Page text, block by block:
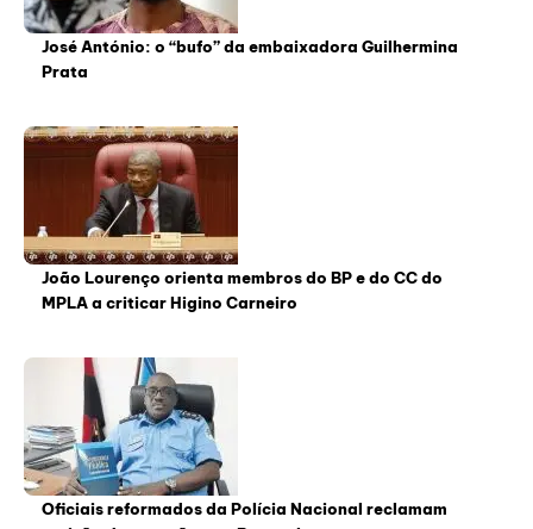
José António: o “bufo” da embaixadora Guilhermina
Prata
João Lourenço orienta membros do BP e do CC do
MPLA a criticar Higino Carneiro
Oficiais reformados da Polícia Nacional reclamam